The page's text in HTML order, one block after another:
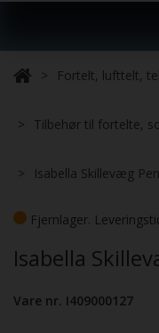
Fortelt, lufttelt,
Tilbehør til fortelte,
Isabella Skillevæg
Fjernlager.
Isabella
Vare nr. I409000127